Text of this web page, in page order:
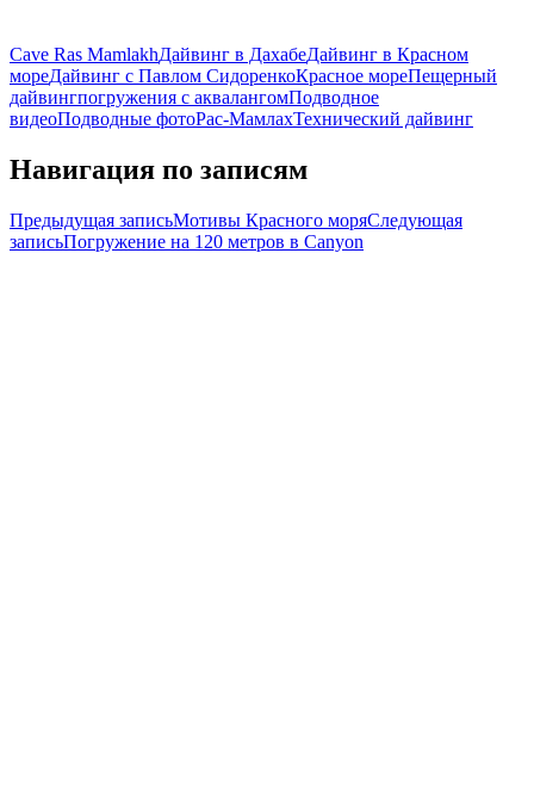
Cave Ras MamlakhДайвинг в ДахабеДайвинг в Красном
мореДайвинг с Павлом СидоренкоКрасное мореПещерный
дайвингпогружения с аквалангомПодводное
видеоПодводные фотоРас-МамлахТехнический дайвинг
Навигация по записям
Предыдущая записьМотивы Красного моряСледующая
записьПогружение на 120 метров в Canyon